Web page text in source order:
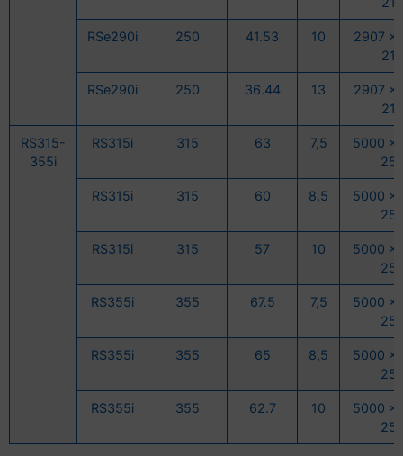
RSe290i 250 41.53 10
2907 x
RSe290i 250 36.44 13
2907 x
RS315-
355i
RS315i 315 63 7,5
5000 x
RS315i 315 60 8,5
5000 x
RS315i 315 57 10
5000 x
RS355i 355 67.5 7,5
5000 x
RS355i 355 65 8,5
5000 x
RS355i 355 62.7 10
5000 x